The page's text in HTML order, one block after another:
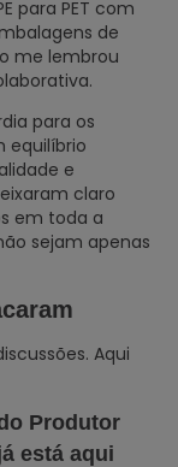
para PET com
de
me lembrou
para os
equilíbrio
e
claro
em toda a
sejam apenas
Aqui
Produtor
está aqui